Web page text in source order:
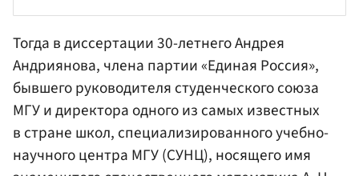
Тогда в диссертации 30-летнего Андрея
Андриянова, члена партии «Единая Россия»,
бывшего руководителя студенческого союза
МГУи директора одного из самых известных
в стране школ, специализированного учебно-
научного центра МГУ (СУНЦ), носящего имя